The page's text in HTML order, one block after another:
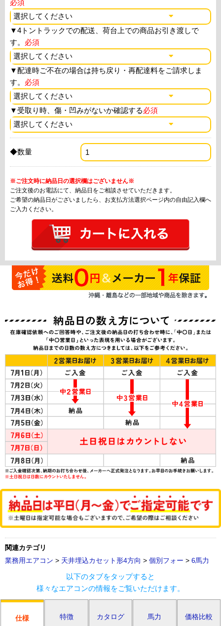
必須
▼4トントラックでの配送、荷台上での商品お引き渡しで
す。 必須
▼配達時ご不在の場合は持ち戻り・再配達料をご請求しま
す。 必須
▼ 受取り時、傷・凹みがないか確認する必須
◆数量
※ご注文時に納品日の選択欄はございません※
ご注文後のお電話にて、納品日をご相談させていただきます。
ご希望の納品日がございましたら、お支払方法選択ページ内の自由記入欄へ
ご入力ください。
関連カテゴリ
業務用エアコン > 天井埋込カセット形4方向 > 個別フォー > 6馬力
以下のタブをタップすると
様々なエアコンの情報をご覧いただけます。
仕様 特徴 カタログ 馬力 価格比較